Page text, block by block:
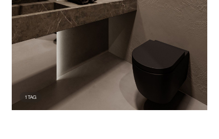
1TAG